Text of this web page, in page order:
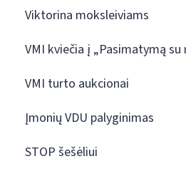
Viktorina moksleiviams
VMI kviečia į „Pasimatymą su
VMI turto aukcionai
Įmonių VDU palyginimas
STOP šešėliui